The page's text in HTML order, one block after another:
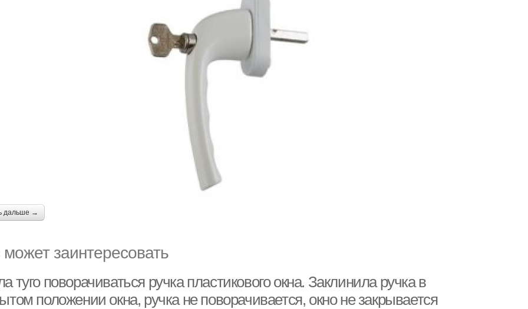
дальше →
заинтересовать
туго поворачиваться ручка пластикового окна. Заклинила ручка в
положении окна, ручка не поворачивается, окно не закрывается